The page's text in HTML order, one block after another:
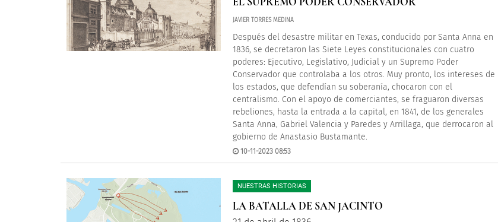
JAVIER TORRES MEDINA
Después del desastre militar en Texas, conducido por Santa Anna en
1836, se decretaron las Siete Leyes constitucionales con cuatro
poderes: Ejecutivo, Legislativo, Judicial y un Supremo Poder
Conservador que controlaba a los otros. Muy pronto, los intereses de
los estados, que defendían su soberanía, chocaron con el
centralismo. Con el apoyo de comerciantes, se fraguaron diversas
rebeliones, hasta la entrada a la capital, en 1841, de los generales
Santa Anna, Gabriel Valencia y Paredes y Arrillaga, que derrocaron al
gobierno de Anastasio Bustamante.
10-11-2023 08:53
NUESTRAS HISTORIAS
LA BATALLA DE SAN JACINTO